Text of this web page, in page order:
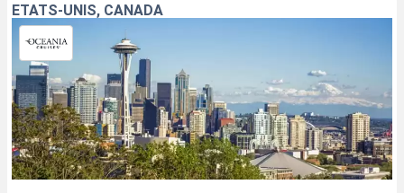
ÉTATS-UNIS, CANADA